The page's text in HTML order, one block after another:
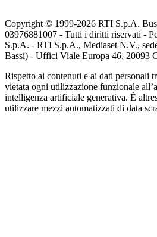
Copyright © 1999-2026 RTI S.p.A.
03976881007 - Tutti i diritti riservati -
S.p.A. - RTI S.p.A., Mediaset N.V.,
Bassi) - Uffici Viale Europa 46, 20093
Rispetto ai contenuti e ai dati personali
vietata ogni utilizzazione funzionale
intelligenza artificiale generativa. È
utilizzare mezzi automatizzati di data